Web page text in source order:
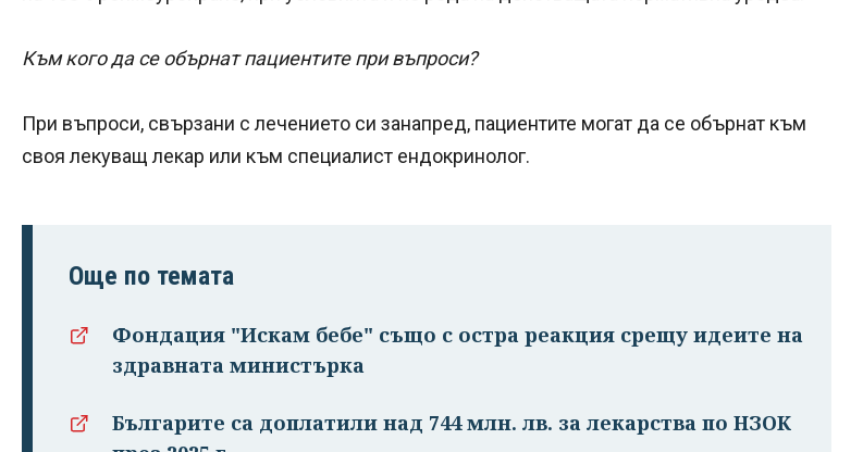
Към кого да се обърнат пациентите при въпроси?
При въпроси, свързани с лечението си занапред, пациентите могат да се обърнат към
своя лекуващ лекар или към специалист ендокринолог.
Още по темата
Фондация "Искам бебе" също с остра реакция срещу идеите на
здравната министърка
Българите са доплатили над 744 млн. лв. за лекарства по НЗОК